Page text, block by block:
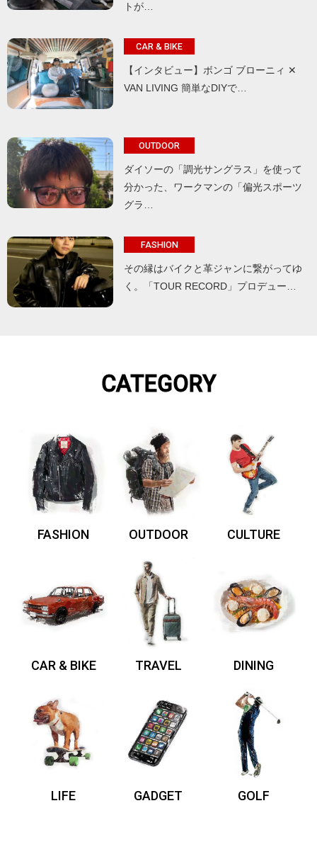
トが…
CAR & BIKE
【インタビュー】ボンゴ ブローニィ ✕
VAN LIVING 簡単なDIYで…
OUTDOOR
ダイソーの「調光サングラス」を使って
分かった、ワークマンの「偏光スポーツ
グラ…
FASHION
その縁はバイクと革ジャンに繋がってゆ
く。「TOUR RECORD」プロデュー…
CATEGORY
FASHION OUTDOOR CULTURE
CAR & BIKE TRAVEL DINING
LIFE GADGET GOLF